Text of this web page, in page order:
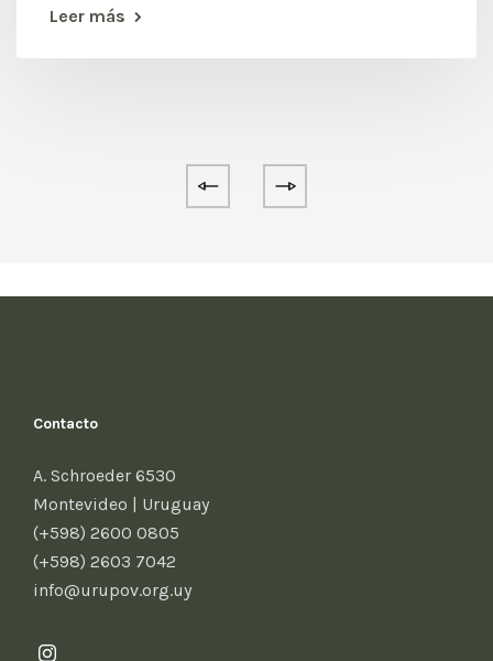
Leer más
Contacto
A. Schroeder 6530
Montevideo | Uruguay
(+598) 2600 0805
(+598) 2603 7042
info@urupov.org.uy